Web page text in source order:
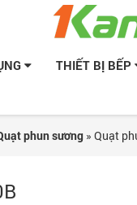
THIẾT BỊ BẾP
phun sương »Quạt